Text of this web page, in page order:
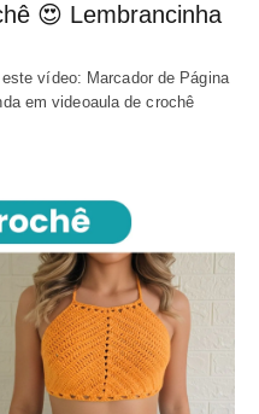
😍 Lembrancinha
vídeo: Marcador de Página
em videoaula de crochê